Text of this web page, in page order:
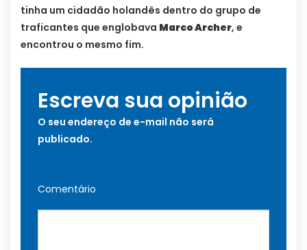
tinha um cidadão holandês dentro do grupo de
traficantes que englobava Marco Archer, e
encontrou o mesmo fim.
Escreva sua opinião
O seu endereço de e-mail não será
publicado.
Comentário